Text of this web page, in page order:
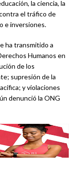
la ciencia, la
el tráfico de
e inversiones.
ha transmitido a
Humanos en
de los
supresión de la
y violaciones
denunció la ONG